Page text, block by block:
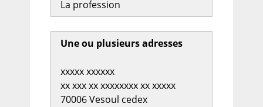
La profession
Une ou plusieurs adresses
xxxxx xxxxxx
xx xxx xx xxxxxxxx xx xxxxx
70006 Vesoul cedex